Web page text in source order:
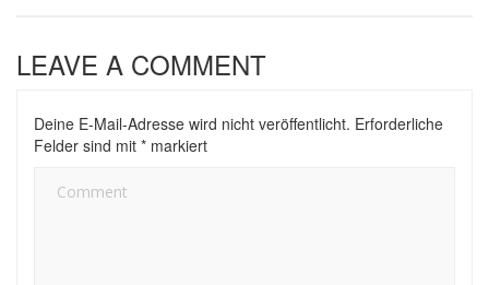
LEAVE A COMMENT
Deine E-Mail-Adresse wird nicht veröffentlicht. Erforderliche
Felder sind mit * markiert